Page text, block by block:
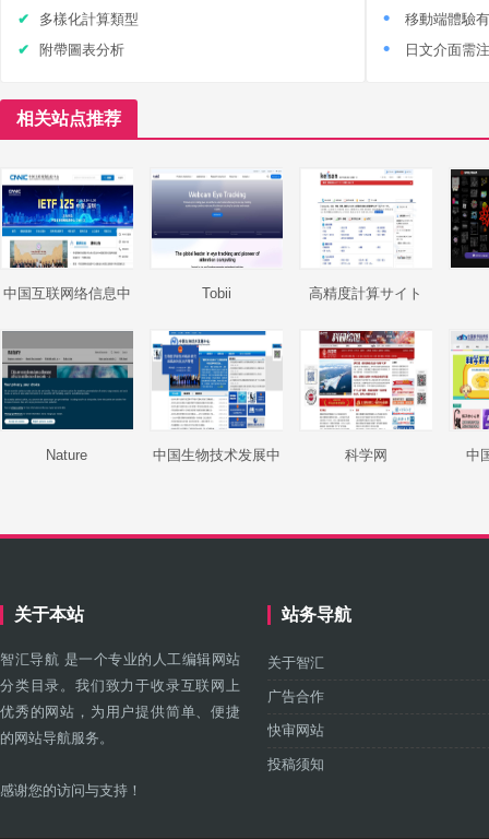
多樣化計算類型
附帶圖表分析
移動端體驗
日文介面需
相关站点推荐
中国互联网络信息中
Tobii 高精度計算サイト
Nature
中国生物技术发展中
科学网 中
关于本站
智汇导航 是一个专业的人工编辑网站
分类目录。我们致力于收录互联网上
优秀的网站，为用户提供简单、便捷
的网站导航服务。
感谢您的访问与支持！
站务导航
关于智汇
广告合作
快审网站
投稿须知